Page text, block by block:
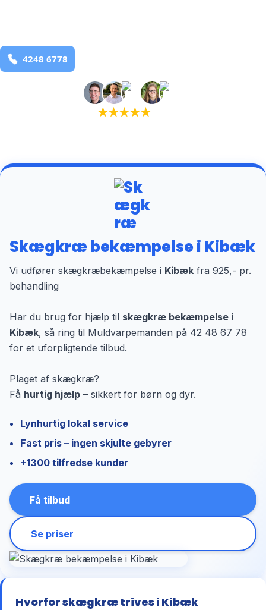
★★★★★
Skægkræ bekæmpelse i Kibæk
Vi udfører skægkræbekæmpelse i Kibæk fra 925,- pr.
behandling
Har du brug for hjælp til skægkræ bekæmpelse i
Kibæk, så ring til Muldvarpemanden på 42 48 67 78
for et uforpligtende tilbud.
Plaget af skægkræ?
Få hurtig hjælp – sikkert for børn og dyr.
Lynhurtig lokal service
Fast pris – ingen skjulte gebyrer
+1300 tilfredse kunder
Få tilbud
Se priser
Hvorfor skægkræ trives i Kibæk